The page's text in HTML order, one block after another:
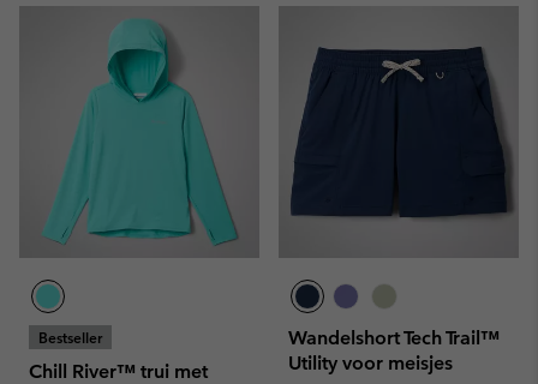
Bestseller
Chill River™ trui met
Wandelshort Tech Trail™
Utility voor meisjes